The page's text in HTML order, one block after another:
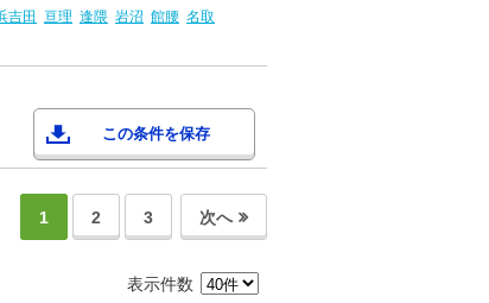
吉田 亘理 逢隈 岩沼 館腰 名取
この条件を保存
1 2 3 次へ
表示件数